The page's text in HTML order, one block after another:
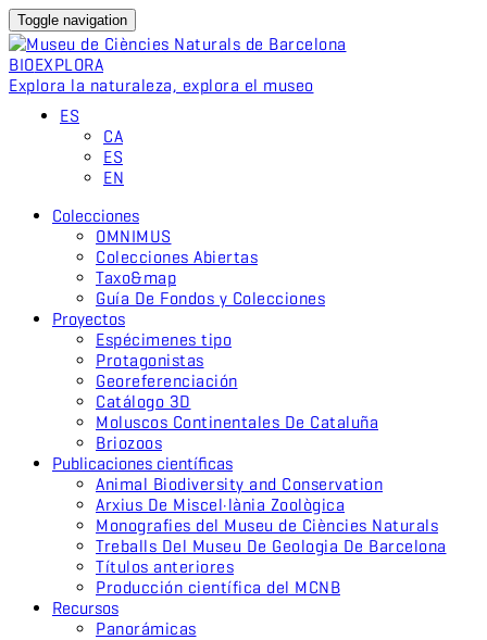
Toggle navigation
BIOEXPLORA
Explora la naturaleza, explora el museo
ES
CA
ES
EN
Colecciones
OMNIMUS
Colecciones Abiertas
Taxo&map
Guía De Fondos y Colecciones
Proyectos
Espécimenes tipo
Protagonistas
Georeferenciación
Catálogo 3D
Moluscos Continentales De Cataluña
Briozoos
Publicaciones científicas
Animal Biodiversity and Conservation
Arxius De Miscel·lània Zoològica
Monografies del Museu de Ciències Naturals
Treballs Del Museu De Geologia De Barcelona
Títulos anteriores
Producción científica del MCNB
Recursos
Panorámicas